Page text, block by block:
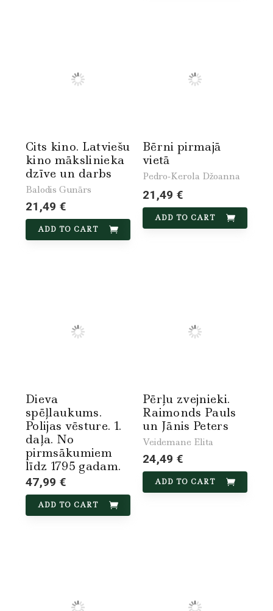
Cits kino. Latviešu
kino mākslinieka
dzīve un darbs
Balodis Gunārs
21,49 €
ADD TO CART
Bērni pirmajā
vietā
Pedro-Kerola Džoanna
21,49 €
ADD TO CART
Dieva
spēļlaukums.
Polijas vēsture. 1.
daļa. No
pirmsākumiem
līdz 1795 gadam.
47,99 €
ADD TO CART
Pērļu zvejnieki.
Raimonds Pauls
un Jānis Peters
Veidemane Elita
24,49 €
ADD TO CART